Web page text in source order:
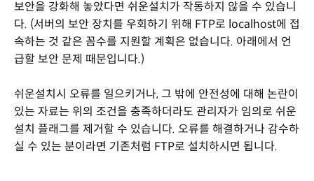
보안을 강화해 놓았다면 쉬운설치가 작동하지 않을 수 있습니
다. (서버의 보안 장치를 우회하기 위해 FTP로 localhost에 접
속하는 것 같은 꼼수를 지원할 계획은 없습니다. 아래에서 언
급할 보안 문제 때문입니다.)
쉬운설치시 오류를 일으키거나, 그 밖에 안전성에 대해 논란이
있는 자료는 위의 조건을 충족하더라도 관리자가 임의로 쉬운
설치 플래그를 제거할 수 있습니다. 오류를 해결하거나 감수하
실 수 있는 분이라면 기존처럼 FTP로 설치하시면 됩니다.